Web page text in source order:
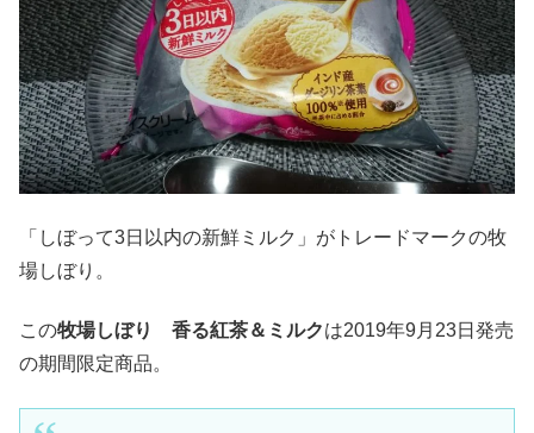
「しぼって3日以内の新鮮ミルク」がトレードマークの牧
場しぼり。
この牧場しぼり 香る紅茶＆ミルクは2019年9月23日発売
の期間限定商品。